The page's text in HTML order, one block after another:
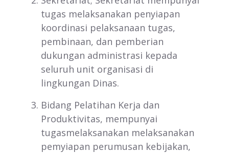
tugas melaksanakan penyiapan
koordinasi pelaksanaan tugas,
pembinaan, dan pemberian
dukungan administrasi kepada
seluruh unit organisasi di
lingkungan Dinas.
Bidang Pelatihan Kerja dan
Produktivitas, mempunyai
tugasmelaksanakan melaksanakan
pemyiapan perumusan kebijakan,